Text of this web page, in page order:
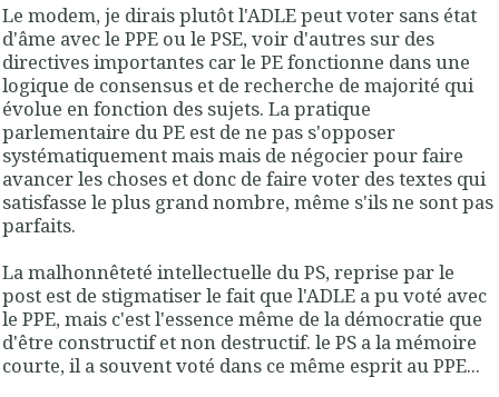
Le modem, je dirais plutôt l'ADLE peut voter sans état
d'âme avec le PPE ou le PSE, voir d'autres sur des
directives importantes car le PE fonctionne dans une
logique de consensus et de recherche de majorité qui
évolue en fonction des sujets. La pratique
parlementaire du PE est de ne pas s'opposer
systématiquement mais mais de négocier pour faire
avancer les choses et donc de faire voter des textes qui
satisfasse le plus grand nombre, même s'ils ne sont pas
parfaits.
La malhonnêteté intellectuelle du PS, reprise par le
post est de stigmatiser le fait que l'ADLE a pu voté avec
le PPE, mais c'est l'essence même de la démocratie que
d'être constructif et non destructif. le PS a la mémoire
courte, il a souvent voté dans ce même esprit au PPE...